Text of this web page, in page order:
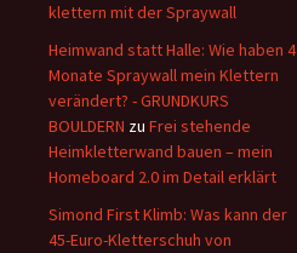
klettern mit der Spraywall
Heimwand statt Halle: Wie haben 4
Monate Spraywall mein Klettern
verändert? - GRUNDKURS
BOULDERN zu Frei stehende
Heimkletterwand bauen – mein
Homeboard 2.0 im Detail erklärt
Simond First Klimb: Was kann der
45-Euro-Kletterschuh von